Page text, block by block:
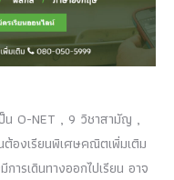
น O-NET , 9 วิชาสามัญ ,
องเรียนพิเศษคณิตเพิ่มเติม
ารเดินทางออกไปเรียน อาจ